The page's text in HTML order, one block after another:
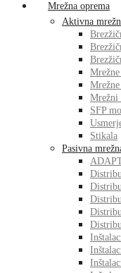
Mrežna oprema
Aktivna
Mrežni
SFP
Stikala
Pasivna